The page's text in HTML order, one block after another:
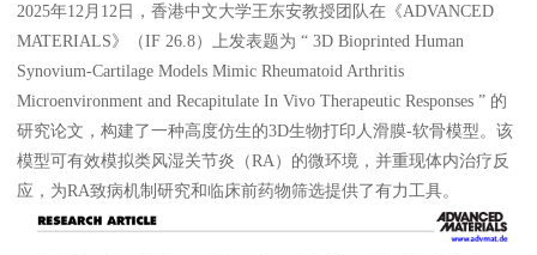
Luminex®多因子检测服务
文献引用
活动促销
2025年12月12日，香港中文大学王东安教授团队在《ADVANCED
MATERIALS》（IF 26.8）上发表题为 “ 3D Bioprinted Human
Synovium-Cartilage Models Mimic Rheumatoid Arthritis
Microenvironment and Recapitulate In Vivo Therapeutic Responses ” 的
研究论文，构建了一种高度仿生的3D生物打印人滑膜-软骨模型。该
模型可有效模拟类风湿关节炎（RA）的微环境，并重现体内治疗反
应，为RA致病机制研究和临床前药物筛选提供了有力工具。